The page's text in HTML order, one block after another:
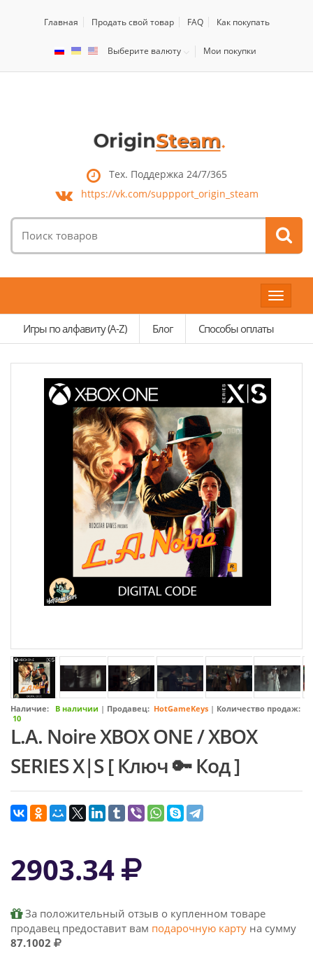
Главная Продать свой товар FAQ Как покупать
Выберите валюту Мои покупки
Тех. Поддержка 24/7/365
https://vk.com/suppport_origin_steam
товаров:
Toggle
Игры по алфавиту (A-Z)
Блог Способы оплаты
Наличие: В наличии | Продавец: HotGameKeys | Количество продаж:
10
L.A. Noire XBOX ONE / XBOX
SERIES X|S [ Ключ 🔑 Код ]
2903.34
За положительный отзыв о купленном товаре
продавец предоставит вам подарочную карту на сумму
87.1002